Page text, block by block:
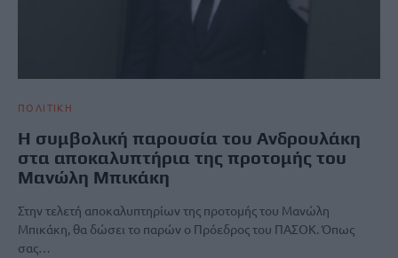
ΠΟΛΙΤΙΚΗ
Η συμβολική παρουσία του Ανδρουλάκη
στα αποκαλυπτήρια της προτομής του
Μανώλη Μπικάκη
Στην τελετή αποκαλυπτηρίων της προτομής του Μανώλη
Μπικάκη, θα δώσει το παρών ο Πρόεδρος του ΠΑΣΟΚ. Όπως
σας…